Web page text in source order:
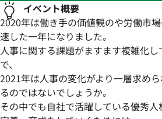
イベント概要
2020年は働き手の価値観のや労働市
速した一年になりました。
人事に関する課題がますます複雑化
で、
2021年は人事の変化がより一層求め
るのではないでしょうか。
その中でも自社で活躍している優秀人